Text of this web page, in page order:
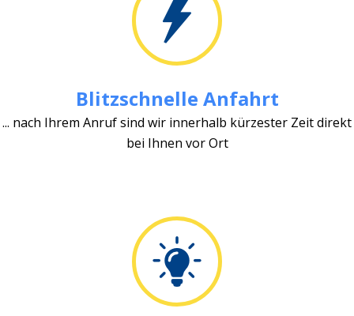
Blitzschnelle Anfahrt
... nach Ihrem Anruf sind wir innerhalb kürzester Zeit direkt
bei Ihnen vor Ort